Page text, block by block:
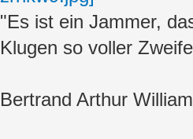
"Es ist ein Jammer,
Klugen so voller
Bertrand Arthur